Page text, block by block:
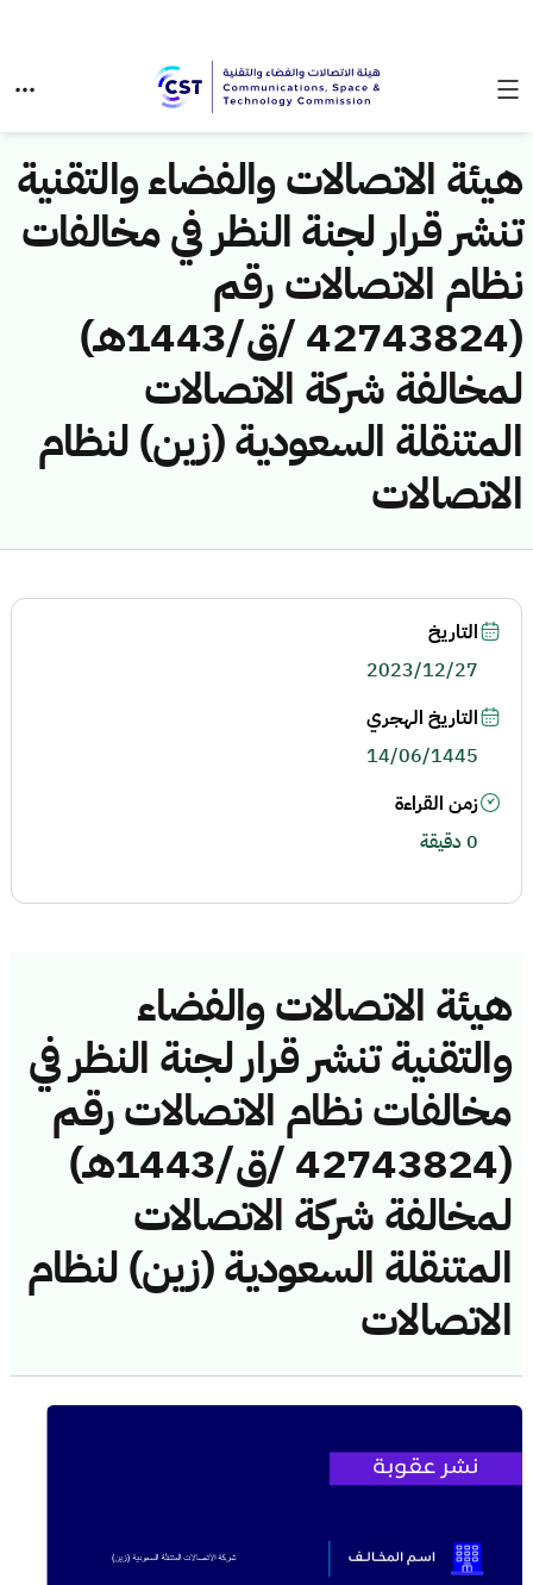
هيئة الاتصالات والفضاء والتقنية
تنشر قرار لجنة النظر في مخالفات
نظام الاتصالات رقم
(42743824 /ق/1443هـ)
لمخالفة شركة الاتصالات
المتنقلة السعودية (زين) لنظام
الاتصالات
هيئة الاتصالات والفضاء
والتقنية تنشر قرار لجنة النظر في
مخالفات نظام الاتصالات رقم
(42743824 /ق/1443هـ)
لمخالفة شركة الاتصالات
المتنقلة السعودية (زين) لنظام
الاتصالات
التاريخ
2023/12/27
التاريخ الهجري
14/06/1445
زمن القراءة
0 دقيقة